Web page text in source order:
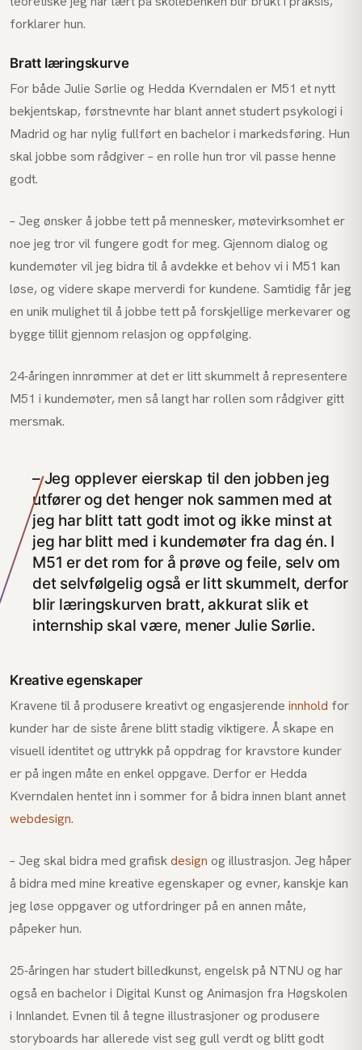
forklarer hun.
Bratt læringskurve
For både Julie Sørlie og Hedda Kverndalen er M51 et nytt
bekjentskap, førstnevnte har blant annet studert psykologi i
Madrid og har nylig fullført en bachelor i markedsføring. Hun
skal jobbe som rådgiver – en rolle hun tror vil passe henne
godt.
– Jeg ønsker å jobbe tett på mennesker, møtevirksomhet er
noe jeg tror vil fungere godt for meg. Gjennom dialog og
kundemøter vil jeg bidra til å avdekke et behov vi i M51 kan
løse, og videre skape merverdi for kundene. Samtidig får jeg
en unik mulighet til å jobbe tett på forskjellige merkevarer og
bygge tillit gjennom relasjon og oppfølging.
24-åringen innrømmer at det er litt skummelt å representere
M51 i kundemøter, men så langt har rollen som rådgiver gitt
mersmak.
– Jeg opplever eierskap til den jobben jeg
utfører og det henger nok sammen med at
jeg har blitt tatt godt imot og ikke minst at
jeg har blitt med i kundemøter fra dag én. I
M51 er det rom for å prøve og feile, selv om
det selvfølgelig også er litt skummelt, derfor
blir læringskurven bratt, akkurat slik et
internship skal være, mener Julie Sørlie.
Kreative egenskaper
Kravene til å produsere kreativt og engasjerende innhold for
kunder har de siste årene blitt stadig viktigere. Å skape en
visuell identitet og uttrykk på oppdrag for kravstore kunder
er på ingen måte en enkel oppgave. Derfor er Hedda
Kverndalen hentet inn i sommer for å bidra innen blant annet
webdesign.
– Jeg skal bidra med grafiskdesign og illustrasjon. Jeg håper
å bidra med mine kreative egenskaper og evner, kanskje kan
jeg løse oppgaver og utfordringer på en annen måte,
påpeker hun.
25-åringen har studert billedkunst, engelsk på NTNU og har
også en bachelor i Digital Kunst og Animasjon fra Høgskolen
i Innlandet. Evnen til å tegne illustrasjoner og produsere
storyboards har allerede vist seg gull verdt og blitt godt